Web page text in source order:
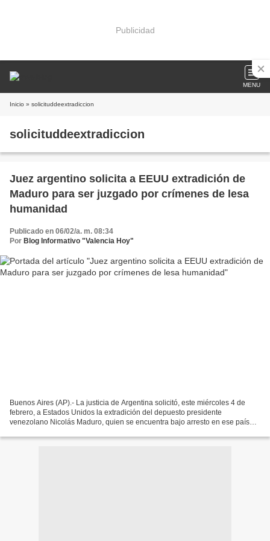
Publicidad
MENU
Inicio » solicituddeextradiccion
solicituddeextradiccion
Juez argentino solicita a EEUU extradición de
Maduro para ser juzgado por crímenes de lesa
humanidad
Publicado en 06/02/a. m. 08:34
Por Blog Informativo "Valencia Hoy"
Buenos Aires (AP).- La justicia de Argentina solicitó, este miércoles 4 de
febrero, a Estados Unidos la extradición del depuesto presidente
venezolano Nicolás Maduro, quien se encuentra bajo arresto en ese país